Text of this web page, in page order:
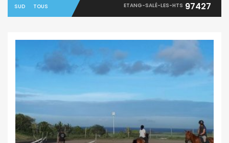
SUD TOUS ETANG-SALÉ-LES-HTS 97427